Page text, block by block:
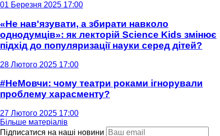
01 Березня 2025 17:00
«Не нав'язувати, а збирати навколо
однодумців»: як лекторій Science Kids змінює
підхід до популяризації науки серед дітей?
28 Лютого 2025 17:00
#НеМовчи: чому театри роками ігнорували
проблему харасменту?
27 Лютого 2025 17:00
Більше матеріалів
Підписатися на наші новини